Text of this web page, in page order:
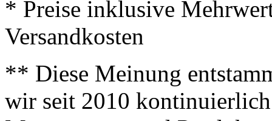
* Preise inklusive
Versandkosten
** Diese Meinung
wir seit 2010